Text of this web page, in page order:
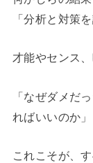
「分析と対策
才能やセンス
「なぜダメだ
ればいいのか」
これこそが、